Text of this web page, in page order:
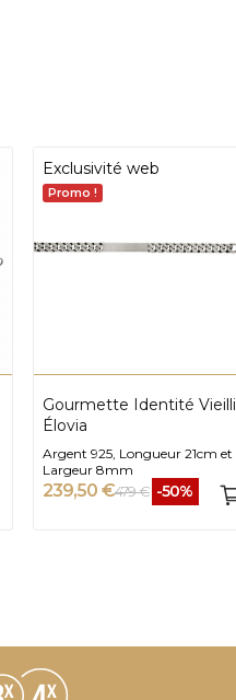
Exclusivité web
Promo !
Gourmette Identité Vieilli
Élovia
Argent 925, Longueur 21cm et
Largeur 8mm
239,50 €479 € -50%